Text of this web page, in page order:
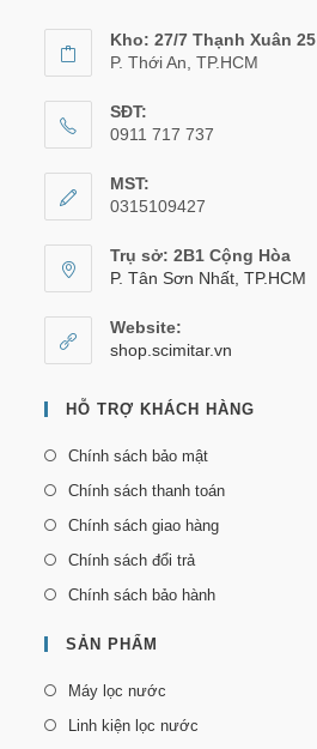
Kho: 27/7 Thạnh Xuân 25
P. Thới An, TP.HCM
SĐT:
0911 717 737
MST:
0315109427
Trụ sở: 2B1 Cộng Hòa
P. Tân Sơn Nhất, TP.HCM
Website:
shop.scimitar.vn
HỖ TRỢ KHÁCH HÀNG
Chính sách bảo mật
Chính sách thanh toán
Chính sách giao hàng
Chính sách đổi trả
Chính sách bảo hành
SẢN PHẨM
Máy lọc nước
Linh kiện lọc nước